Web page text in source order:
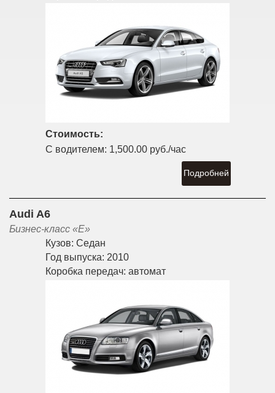
Стоимость:
С водителем: 1,500.00 руб./час
Подробней
Audi A6
Бизнес-класс «E»
Кузов: Седан
Год выпуска: 2010
Коробка передач: автомат